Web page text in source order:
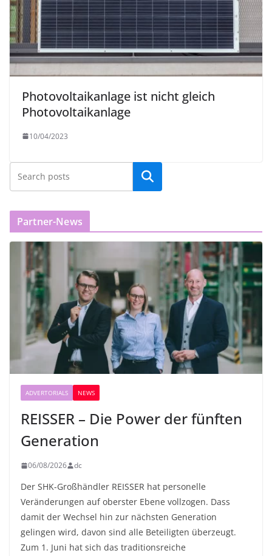
Photovoltaikanlage ist nicht gleich
Photovoltaikanlage
10/04/2023
Partner-News
ADVERTORIALS NEWS
REISSER – Die Power der fünften
Generation
06/08/2026 dc
Der SHK-Großhändler REISSER hat personelle
Veränderungen auf oberster Ebene vollzogen. Dass
damit der Wechsel hin zur nächsten Generation
gelingen wird, davon sind alle Beteiligten überzeugt.
Zum 1. Juni hat sich das traditionsreiche